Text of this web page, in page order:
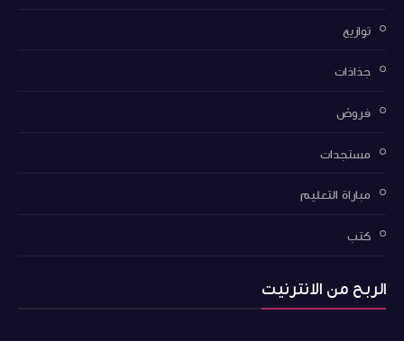
توازيع
جذاذات
فروض
مستجدات
مباراة التعليم
كتب
الربح من الانترنيت